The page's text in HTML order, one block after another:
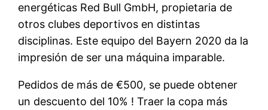
energéticas Red Bull GmbH, propietaria de
otros clubes deportivos en distintas
disciplinas. Este equipo del Bayern 2020 da la
impresión de ser una máquina imparable.
Pedidos de más de €500, se puede obtener
un descuento del 10% ! Traer la copa más